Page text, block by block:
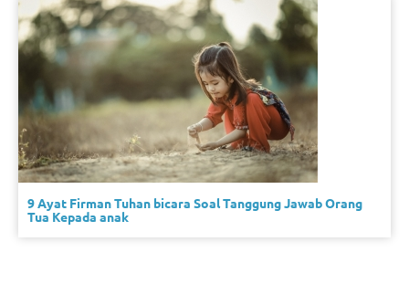
9 Ayat Firman Tuhan bicara Soal Tanggung Jawab Orang
Tua Kepada anak